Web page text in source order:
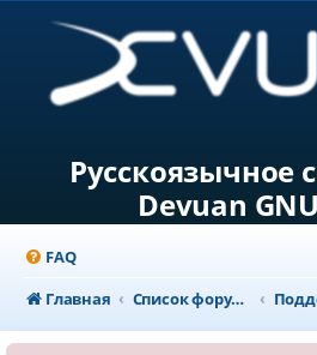
Русскоязычное
Devuan
FAQ
Главная
Список форумов